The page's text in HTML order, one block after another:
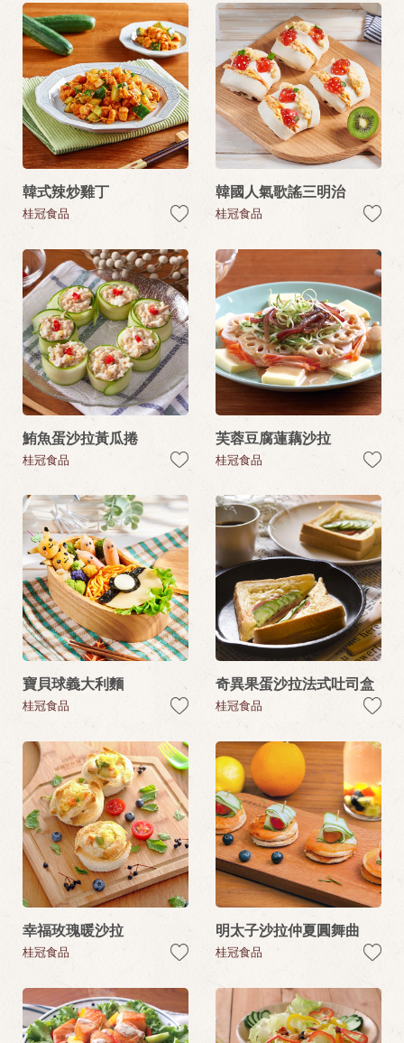
韓式辣炒雞丁
桂冠食品
韓國人氣歌謠三明治
桂冠食品
鮪魚蛋沙拉黃瓜捲
桂冠食品
芙蓉豆腐蓮藕沙拉
桂冠食品
寶貝球義大利麵
桂冠食品
奇異果蛋沙拉法式吐司盒
桂冠食品
幸福玫瑰暖沙拉
桂冠食品
明太子沙拉仲夏圓舞曲
桂冠食品